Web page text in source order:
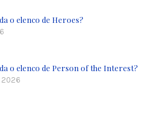
o elenco de Heroes?
o elenco de Person of the Interest?
2026